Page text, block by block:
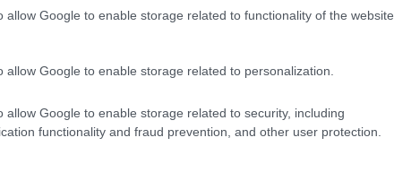
allow Google to enable storage related to functionality of the website
allow Google to enable storage related to personalization.
allow Google to enable storage related to security, including
functionality and fraud prevention, and other user protection.
2022.03.29. 18:15:04
mint Leho. Lakótelepen vagy kopott
kisnyugdíjasokat.
hozott létre (A jövő század állatai,
hetvenes-nyolcvanas évek reménytelen